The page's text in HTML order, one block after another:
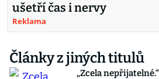
ušetří čas i nervy
Reklama
Články z jiných titulů
„Zcela